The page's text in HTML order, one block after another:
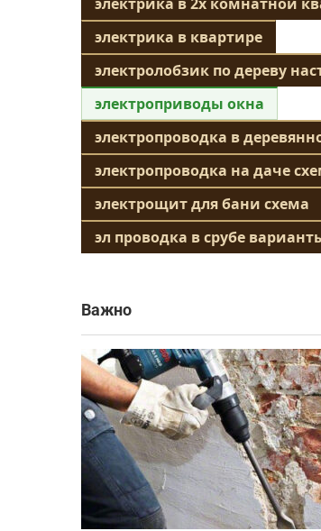
электрика в квартире
электролобзик по дереву
электроприводы окна
электропроводка в
электропроводка на даче
электрощит для бани схема
эл проводка в срубе
Важно